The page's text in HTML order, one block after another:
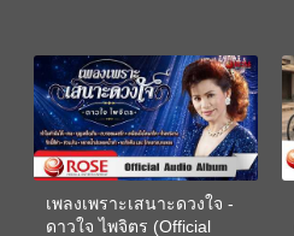
เพลงเพราะเสนาะดวงใจ -
ดาวใจ ไพจิตร (Official